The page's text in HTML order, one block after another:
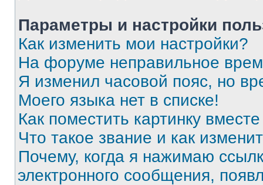
Параметры и настройки
Как изменить мои настройки?
На форуме неправильное
Я изменил часовой пояс, но
Моего языка нет в списке!
Как поместить картинку
Что такое звание и как
Почему, когда я нажимаю
электронного сообщения,